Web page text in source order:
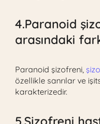
4.Paranoid
arasındaki
Paranoid şizofreni,
özellikle sanrılar ve
karakterizedir.
5.Şizofreni